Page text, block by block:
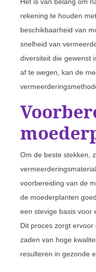
rekening te houden
beschikbaarheid van
snelheid van
diversiteit die gewenst
af te wegen, kan de
Om de beste stekken,
voorbereiding van de
de moederplanten
een stevige basis voor
Dit proces zorgt
zaden van hoge
resulteren in gezonde